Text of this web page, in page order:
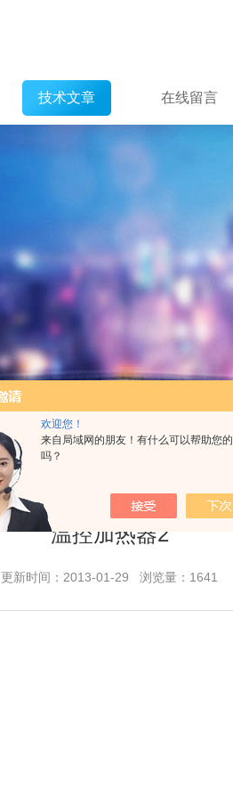
欢迎您！
来自局域网的朋友！有什么可以帮助您的
吗？
技术文章 在线留言
温控加热器2
更新时间：2013-01-29 浏览量：1641